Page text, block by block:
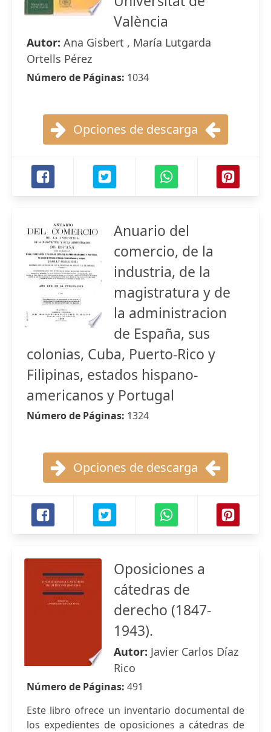
València
Autor: Ana Gisbert , María Lutgarda
Ortells Pérez
Número de Páginas: 1034
Opciones de descarga
Anuario del
comercio, de la
industria, de la
magistratura y de
la administracion
de España, sus
colonias, Cuba, Puerto-Rico y
Filipinas, estados hispano-
americanos y Portugal
Número de Páginas: 1324
Opciones de descarga
Oposiciones a
cátedras de
derecho (1847-
1943).
Autor: Javier Carlos Díaz
Rico
Número de Páginas: 491
Este libro ofrece un inventario documental de
los expedientes de oposiciones a cátedras de